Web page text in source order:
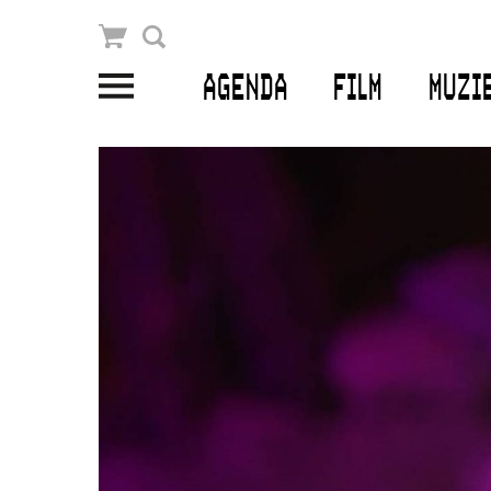
AGENDA FILM
Winkelmandje
PLAN JE BEZOEK
Schoolvoorstellingen